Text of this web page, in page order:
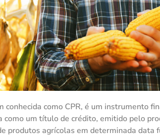
conhecida como CPR, é um instrumento
como um título de crédito, emitido pelo
produtos agrícolas em determinada data